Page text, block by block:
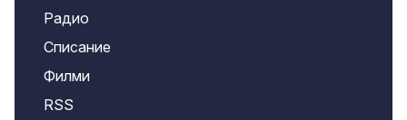
Радио
Списание
Филми
RSS